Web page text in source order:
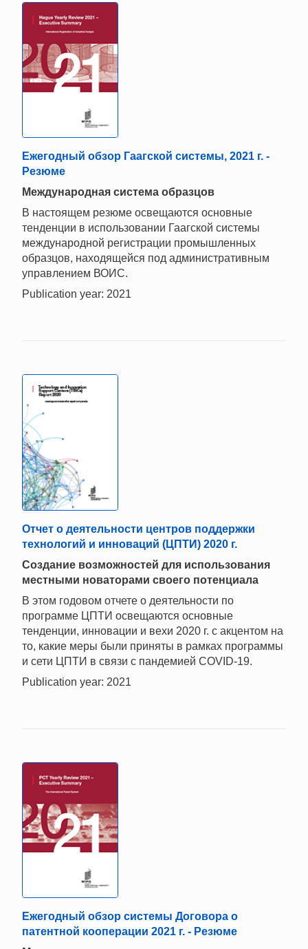
Ежегодный обзор Гаагской системы, 2021 г. -
Резюме
Mеждународная система образцов
В настоящем резюме освещаются основные
тенденции в использовании Гаагской системы
международной регистрации промышленных
образцов, находящейся под административным
управлением ВОИС.
Publication year: 2021
Отчет о деятельности центров поддержки
технологий и инноваций (ЦПТИ) 2020 г.
Создание возможностей для использования
местными новаторами своего потенциала
В этом годовом отчете о деятельности по
программе ЦПТИ освещаются основные
тенденции, инновации и вехи 2020 г. с акцентом на
то, какие меры были приняты в рамках программы
и сети ЦПТИ в связи с пандемией COVID-19.
Publication year: 2021
Ежегодный обзор системы Договора о
патентной кооперации 2021 г. - Резюме